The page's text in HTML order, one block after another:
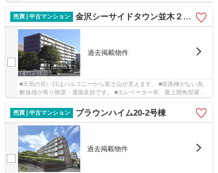
ス）
売買 | 中古マンション
金沢シーサイドタウン並木２丁目第１住宅１－１号棟
過去掲載物件
■天気の良い日はバルコニーから富士山が見えます。 ■前面棟がない為、
解放感が有り眺望・通風良好です。 ■エレベーター有、最上階角部屋で
売買 | 中古マンション
ブラウンハイム20-2号棟
過去掲載物件